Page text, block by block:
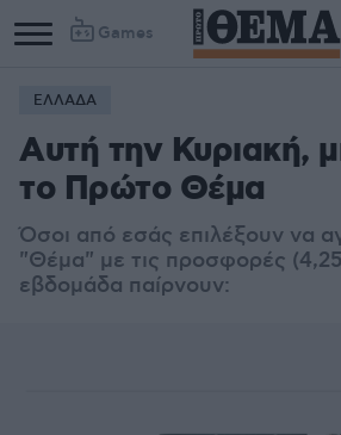
Games
ΕΛΛΑΔΑ
Αυτή την Κυριακή,
το Πρώτο Θέμα
Όσοι από εσάς επιλέξουν να
"Θέμα" με τις προσφορές
εβδομάδα παίρνουν: